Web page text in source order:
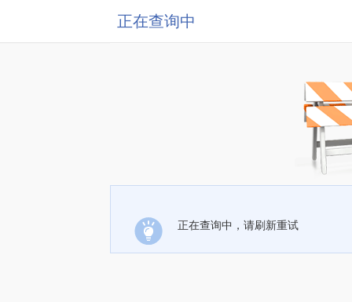
正在查询中
正在查询中，请刷新重试